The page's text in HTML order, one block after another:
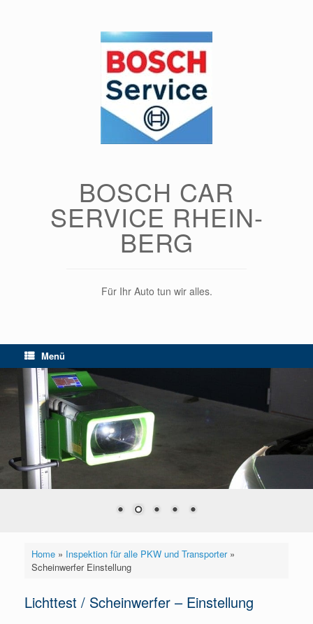
BOSCH CAR
SERVICE RHEIN-
BERG
Für Ihr Auto tun wir alles.
Menü
Home» Inspektion für alle PKW und Transporter»
Scheinwerfer Einstellung
Lichttest / Scheinwerfer – Einstellung